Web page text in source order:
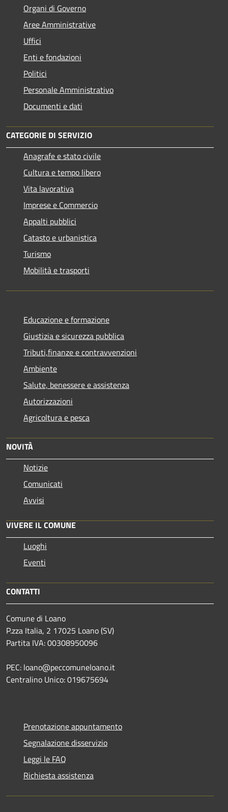
Organi di Governo
Aree Amministrative
Uffici
Enti e fondazioni
Politici
Personale Amministrativo
Documenti e dati
CATEGORIE DI SERVIZIO
Anagrafe e stato civile
Cultura e tempo libero
Vita lavorativa
Imprese e Commercio
Appalti pubblici
Catasto e urbanistica
Turismo
Mobilità e trasporti
Educazione e formazione
Giustizia e sicurezza pubblica
Tributi,finanze e contravvenzioni
Ambiente
Salute, benessere e assistenza
Autorizzazioni
Agricoltura e pesca
NOVITÀ
Notizie
Comunicati
Avvisi
VIVERE IL COMUNE
Luoghi
Eventi
CONTATTI
Comune di Loano
P.zza Italia, 2 17025 Loano (SV)
Partita IVA: 00308950096
PEC: loano@peccomuneloano.it
Centralino Unico: 019675694
Prenotazione appuntamento
Segnalazione disservizio
Leggi le FAQ
Richiesta assistenza